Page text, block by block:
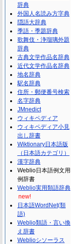
辞典
外国人名読み方字典
隠語大辞典
季語・季題辞典
歌舞伎・浄瑠璃外題
辞典
古典文学作品名辞典
近代文学作品名辞典
地名辞典
駅名辞典
住所・郵便番号検索
名字辞典
JMnedict
ウィキペディア
ウィキペディア小見
出し辞書
Wiktionary日本語版
（日本語カテゴリ）
漢字辞典
Weblio日本語例文用
例辞書
Weblio実用類語辞典
new!
日本語WordNet(類
語)
Weblio類語・言い換
え辞書
Weblioシソーラス